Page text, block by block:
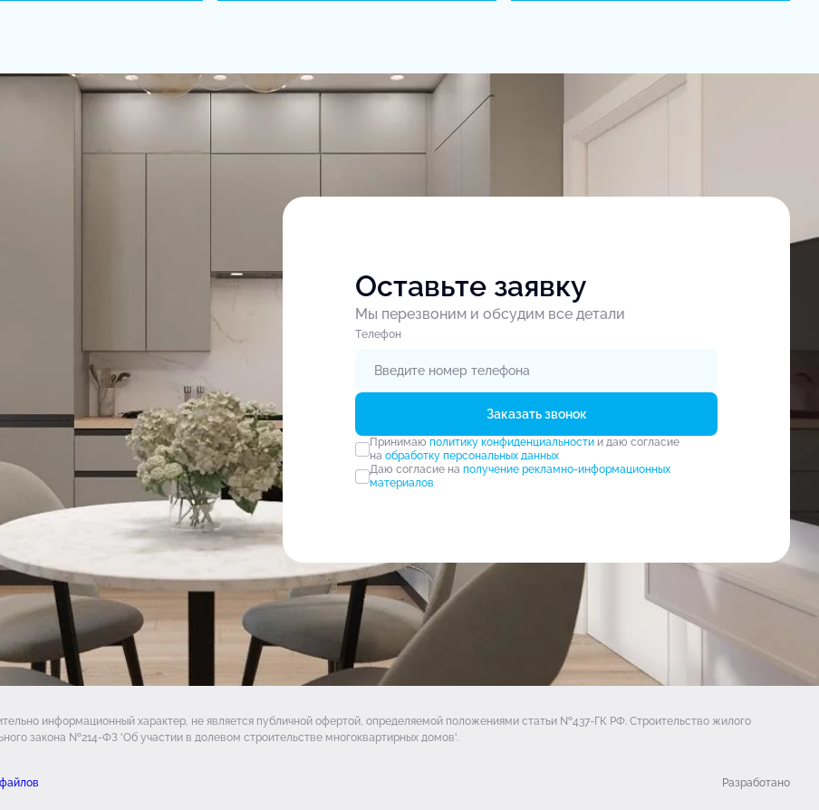
Оставьте заявку
Мы перезвоним и обсудим все детали
Tелефон
Заказать звонок
Принимаю политику конфиденциальностии даю согласие
на обработку персональных данных
Даю согласие на получение рекламно-информационных
материалов
информационный характер, не является публичной офертой, определяемой положениями статьи №437-ГК РФ. Строительство жилого
закона №214-ФЗ 'Об участии в долевом строительстве многоквартирных домов'.
Разработано